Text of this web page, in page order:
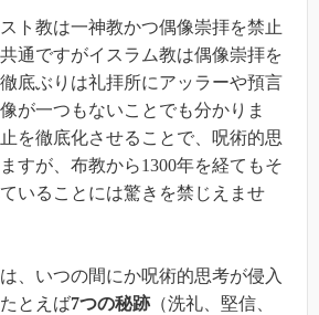
ト教は一神教かつ偶像崇拝を禁止
通ですがイスラム教は偶像崇拝を
底ぶりは礼拝所にアッラーや預言
が一つもないことでも分かりま
を徹底化させることで、呪術的思
すが、布教から1300年を経てもそ
いることには驚きを禁じえませ
、いつの間にか呪術的思考が侵入
とえば7つの秘跡（洗礼、堅信、